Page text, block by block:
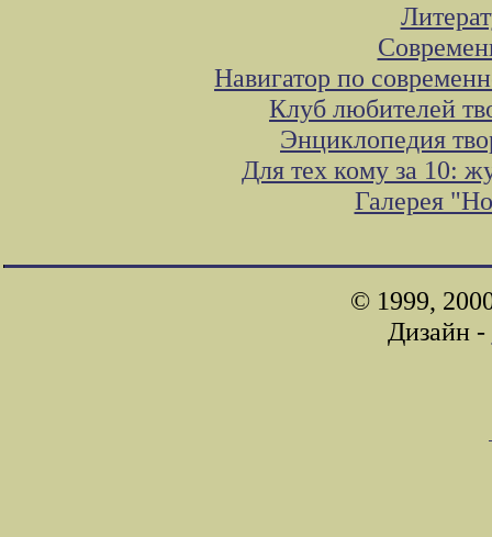
Навигатор по
Клуб любителей
Энциклопедия
Для тех кому за 10:
Галерея
© 1999,
Дизайн -